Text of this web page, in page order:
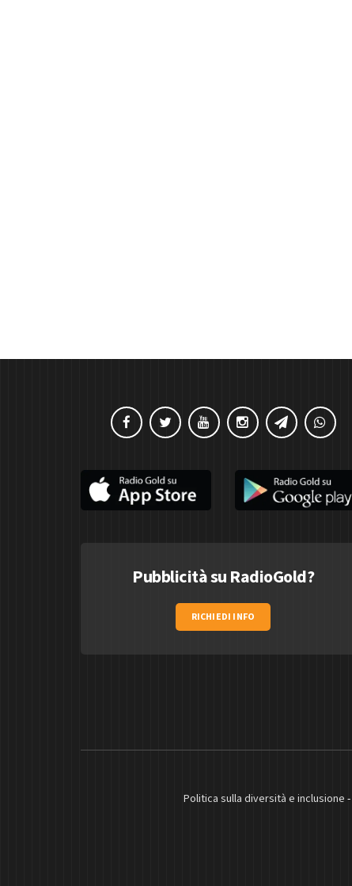
Pubblicità su RadioGold?
RICHIEDI INFO
Politica sulla diversità e inclusione -